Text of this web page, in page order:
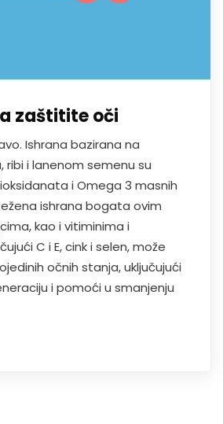
zaštitite oči
Ishrana bazirana na
ribi i lanenom semenu su
i Omega 3 masnih
ishrana bogata ovim
kao i vitiminima i
C i E, cink i selen, može
očnih stanja, uključujući
i pomoći u smanjenju